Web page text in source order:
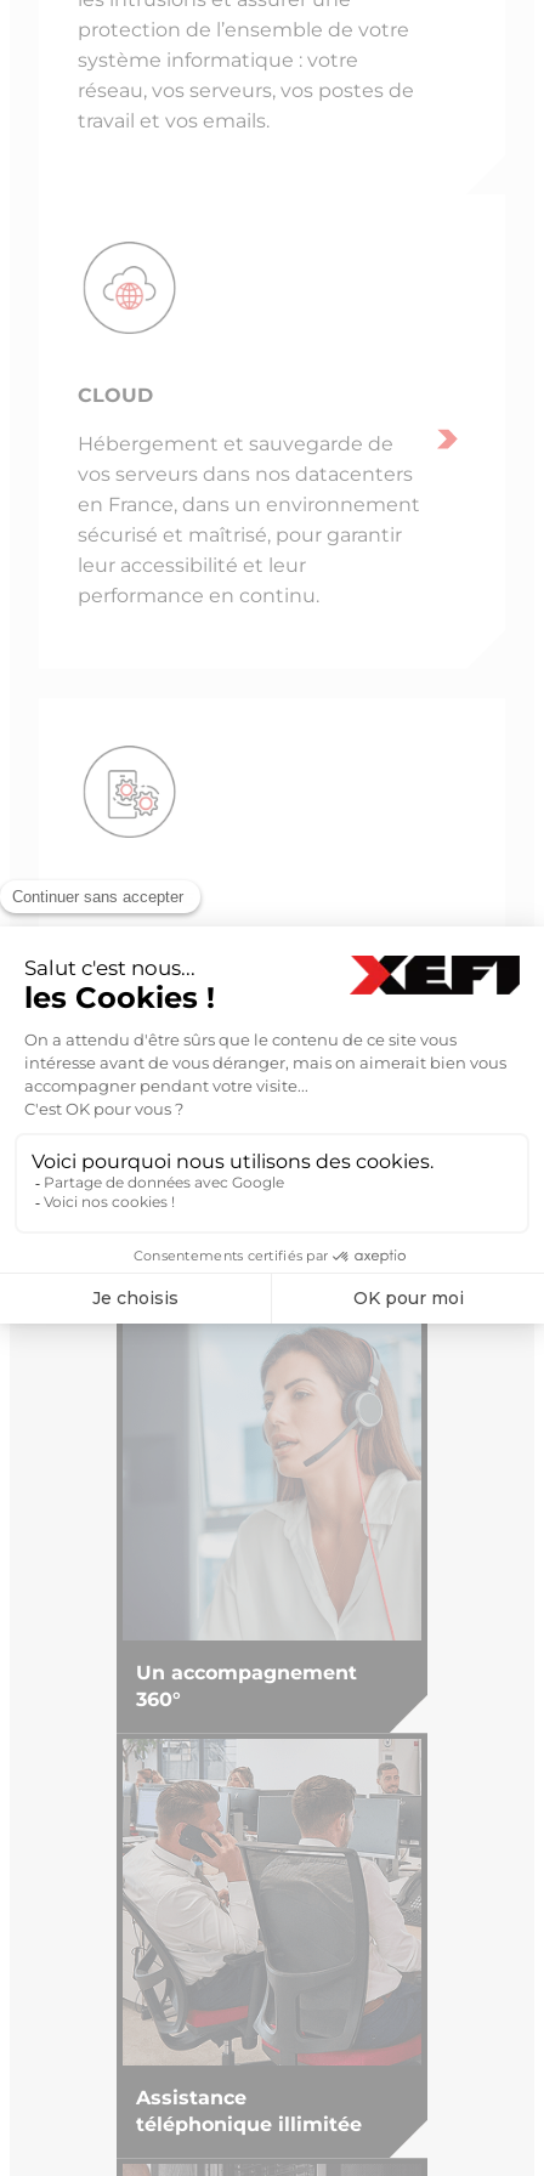
protection de l’ensemble de votre
système informatique : votre
réseau, vos serveurs, vos postes de
travail et vos emails.
CLOUD
Hébergement et sauvegarde de
vos serveurs dans nos datacenters
en France, dans un environnement
sécurisé et maîtrisé, pour garantir
leur accessibilité et leur
performance en continu.
SOFTWARE
TPE/PME, de numérisation et
gestion électronique de vos
documents.
Un accompagnement
360°
Assistance
téléphonique illimitée